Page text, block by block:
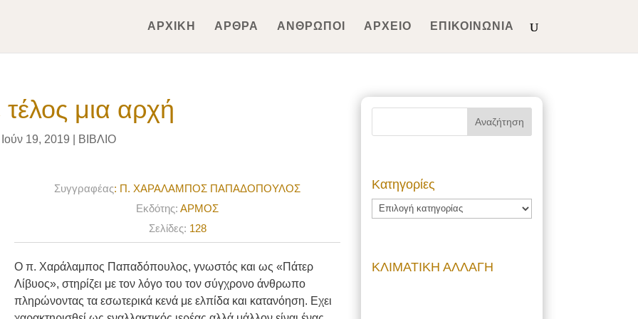
ΑΡΧΙΚΗ ΑΡΘΡΑ ΑΝΘΡΩΠΟΙ ΑΡΧΕΙΟ ΕΠΙΚΟΙΝΩΝΙΑ
μια αρχή
Ιούν 19, 2019 ΒΙΒΛΙΟ
Συγγραφέας: Π. ΧΑΡΑΛΑΜΠΟΣ ΠΑΠΑΔΟΠΟΥΛΟΣ
Εκδότης: ΑΡΜΟΣ
Σελίδες: 128
Ο π. Χαράλαμπος Παπαδόπουλος, γνωστός και ως «Πάτερ
Λίβυος», στηρίζει με τον λόγο του τον σύγχρονο άνθρωπο
πληρώνοντας τα εσωτερικά κενά με ελπίδα και κατανόηση. Εχει
Kατηγορίες
Kατηγορίες
ΚΛΙΜΑΤΙΚΗ ΑΛΛΑΓΗ